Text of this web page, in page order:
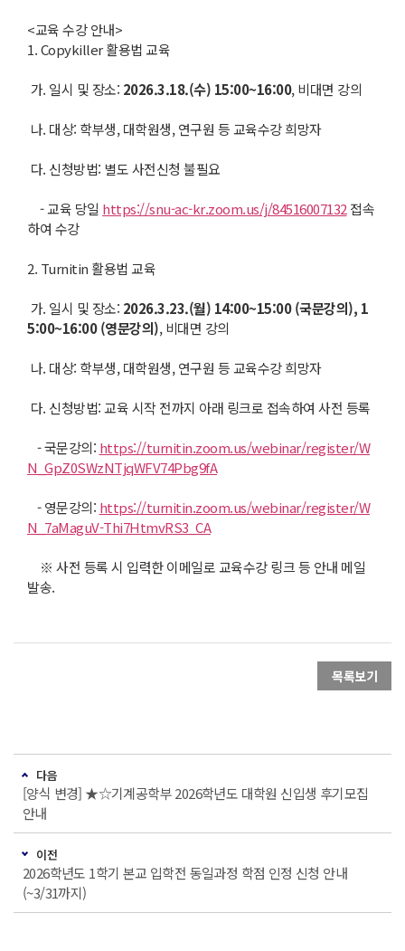
<교육 수강 안내>
1. Copykiller 활용법 교육
가. 일시 및 장소: 2026.3.18.(수) 15:00~16:00, 비대면 강의
나. 대상: 학부생, 대학원생, 연구원 등 교육수강 희망자
다. 신청방법: 별도 사전신청 불필요
- 교육 당일 https://snu-ac-kr.zoom.us/j/84516007132 접속
하여 수강
2. Turnitin 활용법 교육
가. 일시 및 장소: 2026.3.23.(월) 14:00~15:00 (국문강의), 1
5:00~16:00 (영문강의), 비대면 강의
나. 대상: 학부생, 대학원생, 연구원 등 교육수강 희망자
다. 신청방법: 교육 시작 전까지 아래 링크로 접속하여 사전 등록
- 국문강의: https://turnitin.zoom.us/webinar/register/W
N_GpZ0SWzNTjqWFV74Pbg9fA
- 영문강의: https://turnitin.zoom.us/webinar/register/W
N_7aMaguV-Thi7HtmvRS3_CA
※ 사전 등록 시 입력한 이메일로 교육수강 링크 등 안내 메일
발송.
목록보기
다음
[양식 변경] ★☆기계공학부 2026학년도 대학원 신입생 후기모집
안내
이전
2026학년도 1학기 본교 입학전 동일과정 학점 인정 신청 안내
(~3/31까지)